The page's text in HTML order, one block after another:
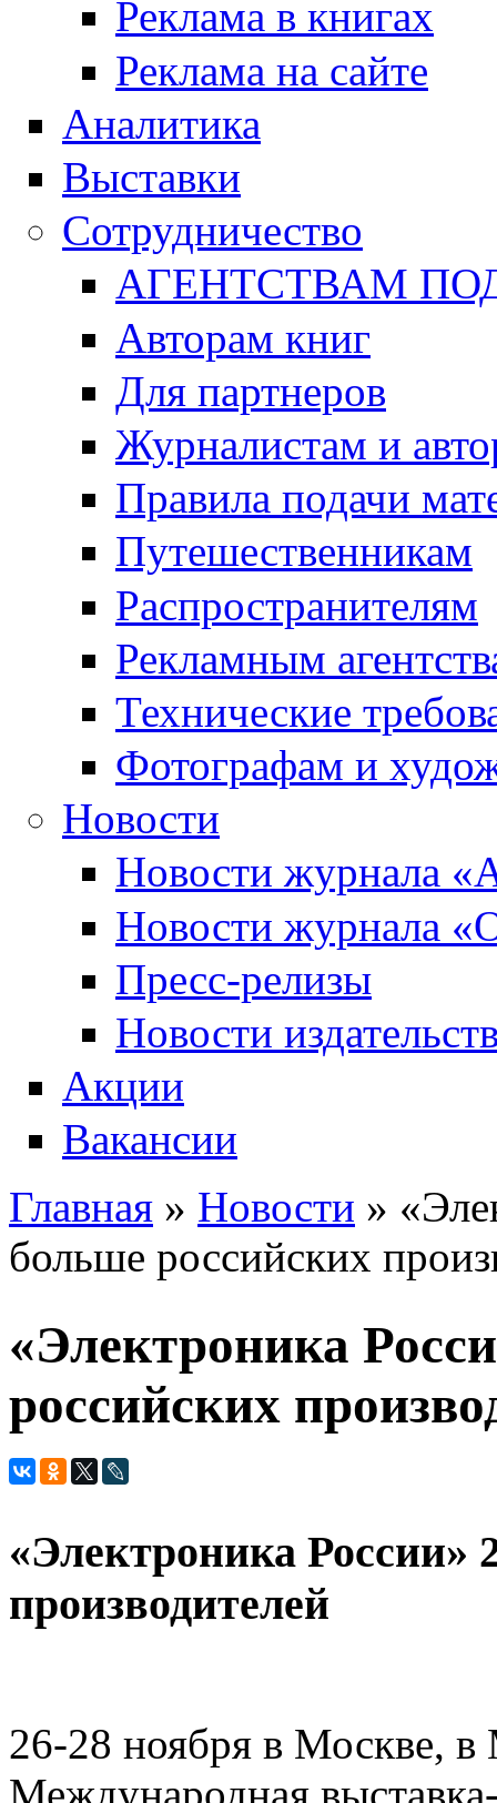
Реклама в книгах
Реклама на сайте
Аналитика
Выставки
Сотрудничество
АГЕНТСТВАМ
Авторам книг
Для партнеров
Журналистам и
Правила подачи
Путешественникам
Распространителям
Рекламным
Технические
Фотографам и
Новости
Новости журнала
Новости журнала
Пресс-релизы
Новости
Акции
Вакансии
Вы здесь
Главная » Новости »
больше российских
«Электроника
российских
«Электроника России»
производителей
26-28 ноября в Москве,
Международная